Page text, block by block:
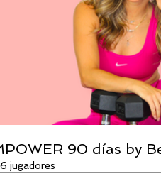
90 días by
jugadores